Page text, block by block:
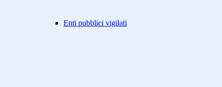
Enti pubblici vigilati